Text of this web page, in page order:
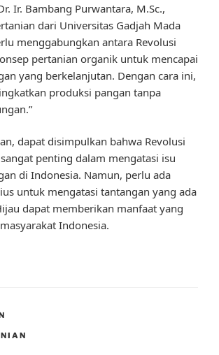
Ir. Bambang Purwantara, M.Sc.,
dari Universitas Gadjah Mada
menggabungkan antara Revolusi
pertanian organik untuk mencapai
yang berkelanjutan. Dengan cara ini,
produksi pangan tanpa
dapat disimpulkan bahwa Revolusi
penting dalam mengatasi isu
di Indonesia. Namun, perlu ada
untuk mengatasi tantangan yang ada
dapat memberikan manfaat yang
Indonesia.